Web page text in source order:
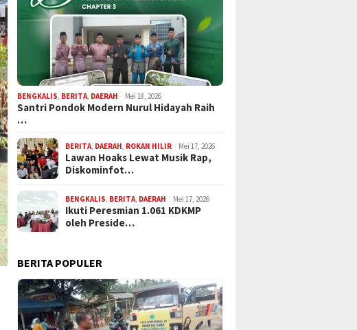
BENGKALIS BERITA DAERAH Mei 18, 2026
Santri Pondok Modern Nurul Hidayah Raih
…
BERITA DAERAH ROKAN HILIR Mei 17, 2026
Lawan Hoaks Lewat Musik Rap,
Diskominfot…
BENGKALIS BERITA DAERAH Mei 17, 2026
Ikuti Peresmian 1.061 KDKMP
oleh Preside…
BERITA POPULER